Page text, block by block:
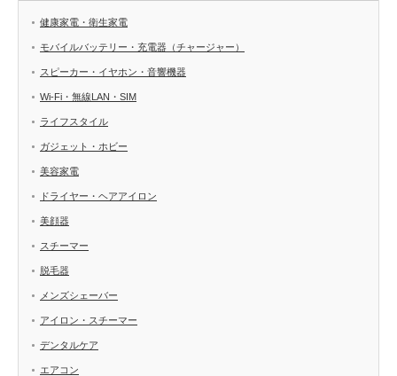
健康家電・衛生家電
モバイルバッテリー・充電器（チャージャー）
スピーカー・イヤホン・音響機器
Wi-Fi・無線LAN・SIM
ライフスタイル
ガジェット・ホビー
美容家電
ドライヤー・ヘアアイロン
美顔器
スチーマー
脱毛器
メンズシェーバー
アイロン・スチーマー
デンタルケア
エアコン